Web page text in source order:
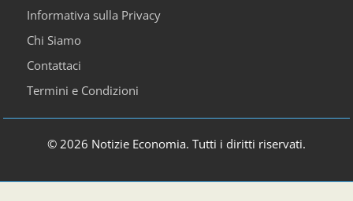
Informativa sulla Privacy
Chi Siamo
Contattaci
Termini e Condizioni
© 2026 Notizie Economia. Tutti i diritti riservati.